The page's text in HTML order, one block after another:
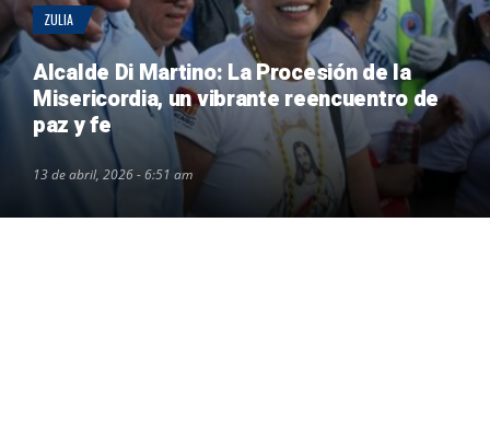
ZULIA
Alcalde Di Martino: La Procesión de la
Misericordia, un vibrante reencuentro de
paz y fe
13 de abril, 2026 - 6:51 am